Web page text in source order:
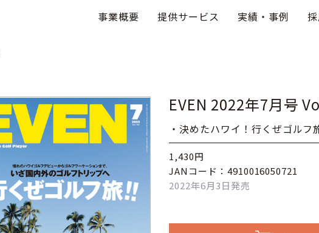
事業概要 提供サービス 実績・事例
EVEN 2022年7月号
・決めたハワイ！行くぜゴルフ
1,430円
JANコード：4910016050721
2022年6月3日発売